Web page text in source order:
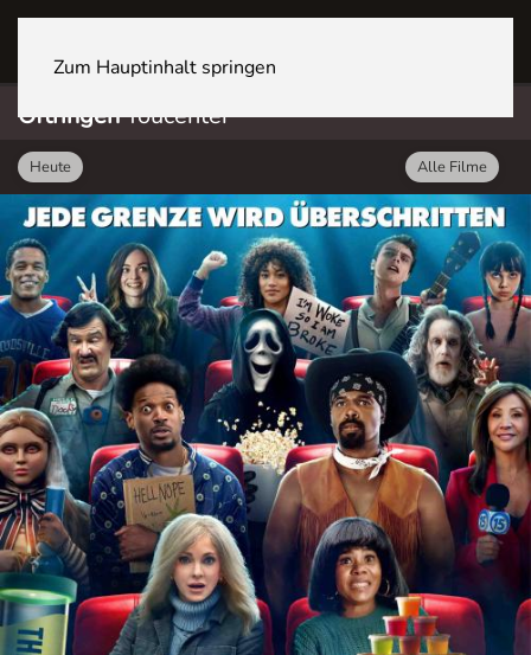
Zum Hauptinhalt springen
OftringenYoucenter
Heute Alle Filme